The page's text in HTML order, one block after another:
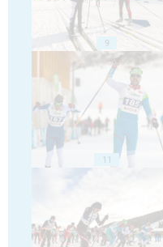
9
11